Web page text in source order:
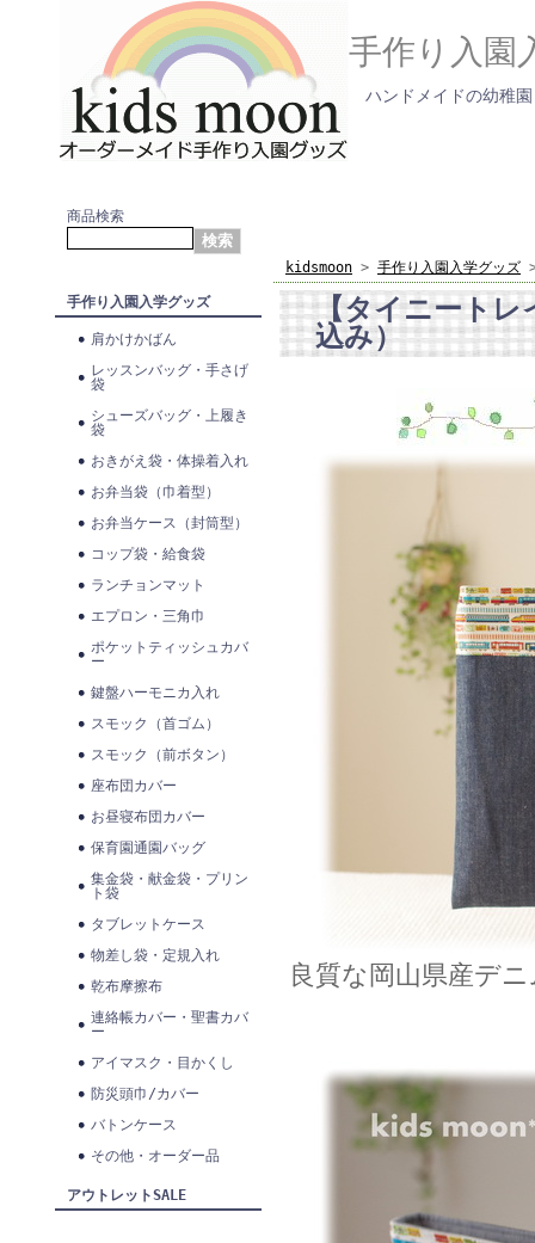
手作り入園
ハンドメイドの幼稚園
商品検索
手作り入園入学グッズ
肩かけかばん
レッスンバッグ・手さげ
袋
シューズバッグ・上履き
袋
おきがえ袋・体操着入れ
お弁当袋（巾着型）
お弁当ケース（封筒型）
コップ袋・給食袋
ランチョンマット
エプロン・三角巾
ポケットティッシュカバ
ー
鍵盤ハーモニカ入れ
スモック（首ゴム）
スモック（前ボタン）
座布団カバー
お昼寝布団カバー
保育園通園バッグ
集金袋・献金袋・プリン
ト袋
タブレットケース
物差し袋・定規入れ
乾布摩擦布
連絡帳カバー・聖書カバ
ー
アイマスク・目かくし
防災頭巾/カバー
バトンケース
その他・オーダー品
アウトレットSALE
kidsmoon > 手作り入園入学グッズ
【タイニートレ
込み）
良質な岡山県産デ